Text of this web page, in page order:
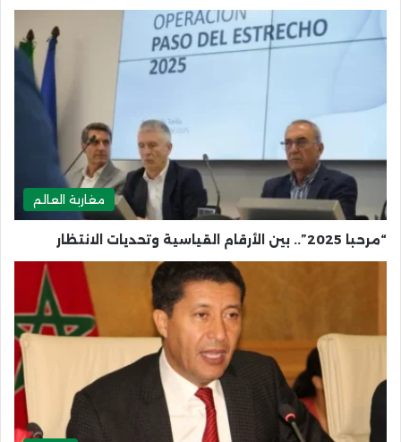
مغاربة العالم
“مرحبا 2025”.. بين الأرقام القياسية وتحديات الانتظار